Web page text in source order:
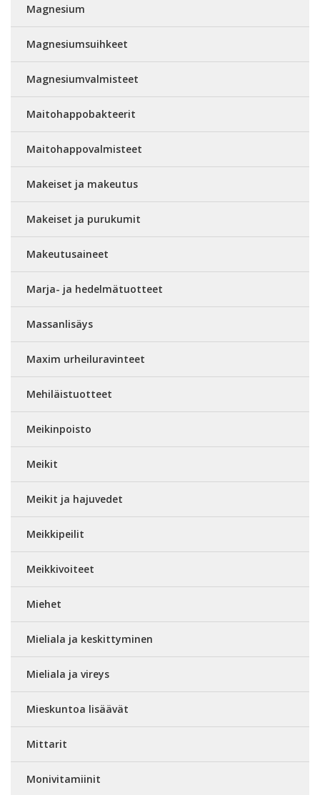
Magnesium
Magnesiumsuihkeet
Magnesiumvalmisteet
Maitohappobakteerit
Maitohappovalmisteet
Makeiset ja makeutus
Makeiset ja purukumit
Makeutusaineet
Marja- ja hedelmätuotteet
Massanlisäys
Maxim urheiluravinteet
Mehiläistuotteet
Meikinpoisto
Meikit
Meikit ja hajuvedet
Meikkipeilit
Meikkivoiteet
Miehet
Mieliala ja keskittyminen
Mieliala ja vireys
Mieskuntoa lisäävät
Mittarit
Monivitamiinit